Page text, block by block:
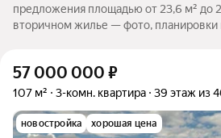
предложения площадью от 23,6 м² до
вторичном жилье — фото, планировки
57 000 000 ₽
107 м² 3-комн. квартира 39 этаж из
новостройка хорошая цена